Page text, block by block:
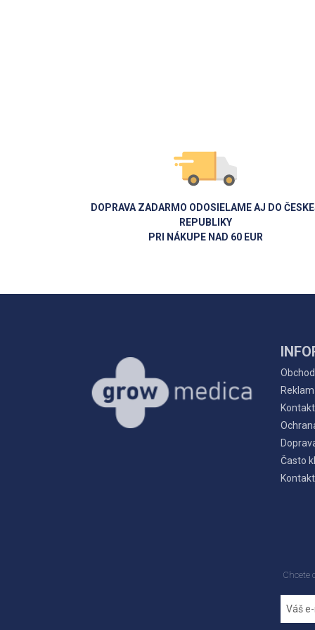
DOPRAVA ZADARMO ODOSIELAME AJ DO
REPUBLIKY
PRI NÁKUPE NAD 60 EUR
Kontakt
Často
Chcete